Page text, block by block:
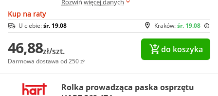
Rozwiń więcej danych
Kup na raty
Kraków:śr. 19.08
U ciebie:śr. 19.08
46,88zł/szt.
Darmowa dostawa od 250 zł
do koszyka
Rolka prowadząca paska osprzętu